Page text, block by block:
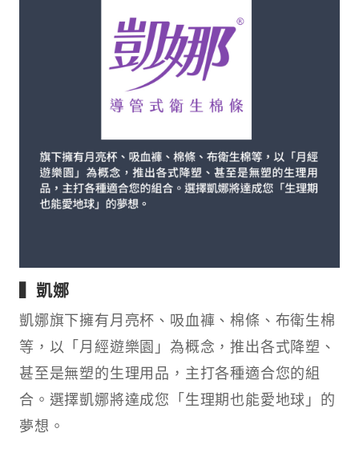
▍凱娜
凱娜旗下擁有⽉亮杯、吸⾎褲、棉條、布衛⽣棉
等，以「⽉經遊樂園」為概念，推出各式降塑、
甚至是無塑的⽣理⽤品，主打各種適合您的組
合。選擇凱娜將達成您「⽣理期也能愛地球」的
夢想。